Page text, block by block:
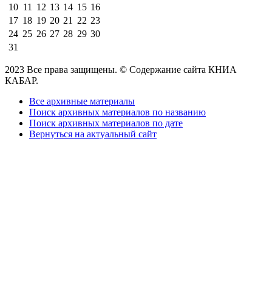
10 11 12 13 14 15 16
17 18 19 20 21 22 23
24 25 26 27 28 29 30
31
2023 Все права защищены. © Содержание сайта КНИА
КАБАР.
Все архивные материалы
Поиск архивных материалов по названию
Поиск архивных материалов по дате
Вернуться на актуальный сайт